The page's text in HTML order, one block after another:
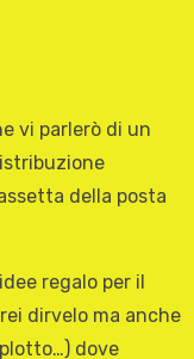
vi parlerò di un
della posta
regalo per il
dirvelo ma anche
dove